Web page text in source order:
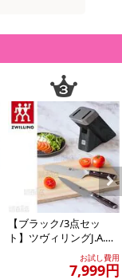
【ブラック/3点セッ
ト】ツヴィリングJ.A.ヘ
ンケルス/ツヴィリング
お試し費用
7,999円
Next